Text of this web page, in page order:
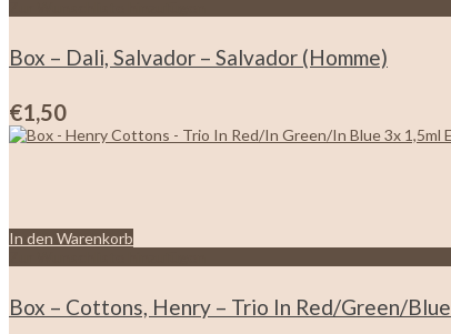
Box – Dali, Salvador – Salvador (Homme)
€1,50
In den Warenkorb
Box – Cottons, Henry – Trio In Red/Green/Blue